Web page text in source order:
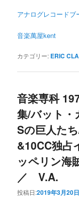
アナログレコードブ
音楽萬屋kent
カテゴリー: ERIC
音楽専科
集/バット・
Sの巨人た
&10CC独占
ッペリン海
／ V.A.
投稿日:2019年3月20日